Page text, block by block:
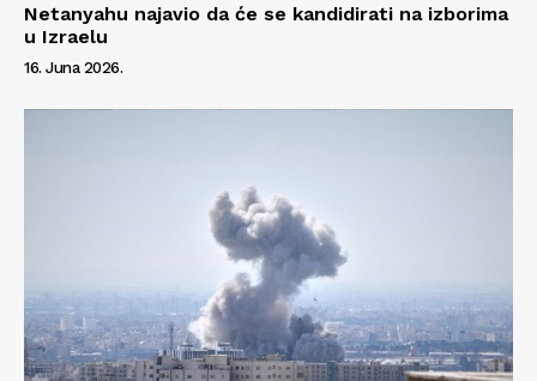
Netanyahu najavio da će se kandidirati na izborima
u Izraelu
16. Juna 2026.